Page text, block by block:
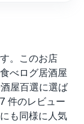
。このお店
べログ居酒屋
屋百選に選ば
件のレビュー
も同様に人気